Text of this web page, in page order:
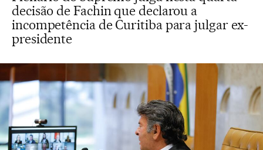
decisão de Fachin que declarou a
incompetência de Curitiba para julgar ex-
presidente